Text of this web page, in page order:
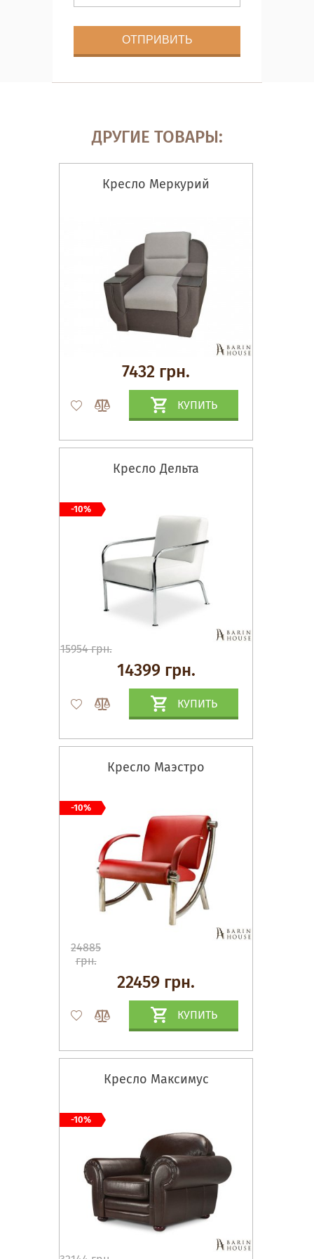
ДРУГИЕ ТОВАРЫ:
Кресло Меркурий
7432 грн.
КУПИТЬ
Кресло Дельта
15954 грн.
14399 грн.
КУПИТЬ
-10%
Кресло Маэстро
24885
грн.
22459 грн.
КУПИТЬ
-10%
Кресло Максимус
-10%